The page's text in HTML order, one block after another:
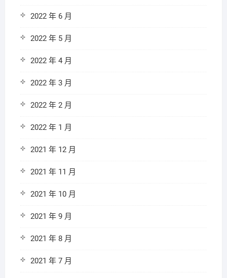
2022 年 6 月
2022 年 5 月
2022 年 4 月
2022 年 3 月
2022 年 2 月
2022 年 1 月
2021 年 12 月
2021 年 11 月
2021 年 10 月
2021 年 9 月
2021 年 8 月
2021 年 7 月